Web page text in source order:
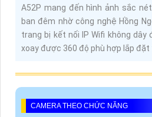
A52P mang đến hình ảnh sắc
ban đêm nhờ công nghệ Hồng
trang bị kết nối IP Wifi không dây
xoay được 360 độ phù hợp lắp đặt
CAMERA THEO CHỨC NĂNG